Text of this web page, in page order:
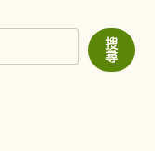
搜
尋